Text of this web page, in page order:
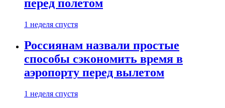
перед полетом
1 неделя спустя
Россиянам назвали простые
способы сэкономить время в
аэропорту перед вылетом
1 неделя спустя